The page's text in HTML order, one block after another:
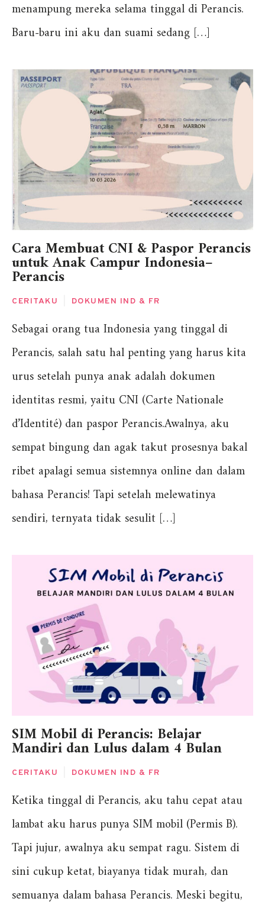
menampung mereka selama tinggal di Perancis.
Baru-baru ini aku dan suami sedang […]
Cara Membuat CNI & Paspor Perancis
untuk Anak Campur Indonesia–
Perancis
CERITAKU DOKUMEN IND & FR
Sebagai orang tua Indonesia yang tinggal di
Perancis, salah satu hal penting yang harus kita
urus setelah punya anak adalah dokumen
identitas resmi, yaitu CNI (Carte Nationale
d’Identité) dan paspor Perancis.Awalnya, aku
sempat bingung dan agak takut prosesnya bakal
ribet apalagi semua sistemnya online dan dalam
bahasa Perancis! Tapi setelah melewatinya
sendiri, ternyata tidak sesulit […]
SIM Mobil di Perancis: Belajar
Mandiri dan Lulus dalam 4 Bulan
CERITAKU DOKUMEN IND & FR
Ketika tinggal di Perancis, aku tahu cepat atau
lambat aku harus punya SIM mobil (Permis B).
Tapi jujur, awalnya aku sempat ragu. Sistem di
sini cukup ketat, biayanya tidak murah, dan
semuanya dalam bahasa Perancis. Meski begitu,